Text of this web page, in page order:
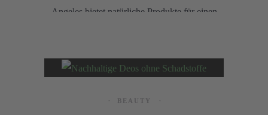
Angeles bietet natürliche Produkte für einen
einem!
BEAUTY